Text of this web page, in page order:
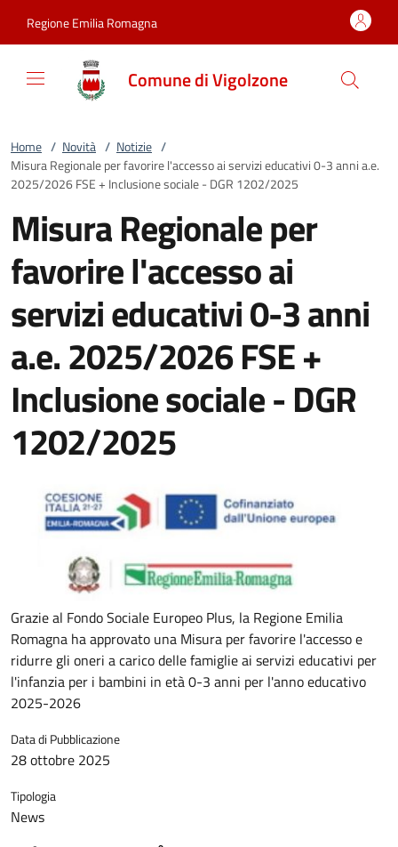
Regione Emilia Romagna
Comune di Vigolzone
Home / Novità / Notizie /
Misura Regionale per favorire l'accesso ai servizi educativi 0-3 anni a.e.
2025/2026 FSE + Inclusione sociale - DGR 1202/2025
Misura Regionale per
favorire l'accesso ai
servizi educativi 0-3 anni
a.e. 2025/2026 FSE +
Inclusione sociale - DGR
1202/2025
Grazie al Fondo Sociale Europeo Plus, la Regione Emilia
Romagna ha approvato una Misura per favorire l'accesso e
ridurre gli oneri a carico delle famiglie ai servizi educativi per
l'infanzia per i bambini in età 0-3 anni per l'anno educativo
2025-2026
Data di Pubblicazione
28 ottobre 2025
Tipologia
News